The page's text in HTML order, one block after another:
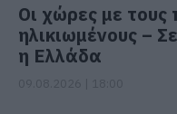
Οι χώρες με τους
ηλικιωμένους –
η Ελλάδα